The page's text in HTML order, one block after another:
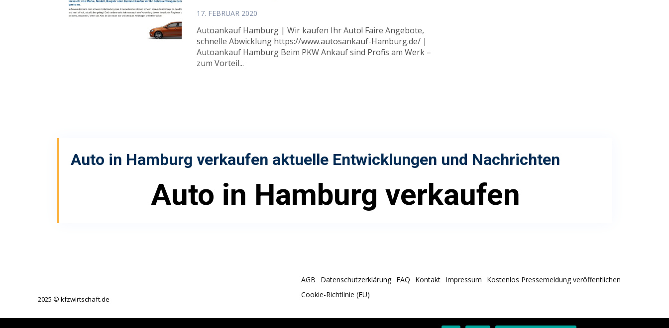
17. FEBRUAR 2020
Autoankauf Hamburg | Wir kaufen Ihr Auto! Faire Angebote,
schnelle Abwicklung https://www.autosankauf-Hamburg.de/ |
Autoankauf Hamburg Beim PKW Ankauf sind Profis am Werk –
zum Vorteil...
Auto in Hamburg verkaufen aktuelle Entwicklungen und Nachrichten
Auto in Hamburg verkaufen
2025 © kfzwirtschaft.de
AGB Datenschutzerklärung FAQ Kontakt Impressum
Kostenlos Pressemeldung veröffentlichen
Cookie-Richtlinie (EU)